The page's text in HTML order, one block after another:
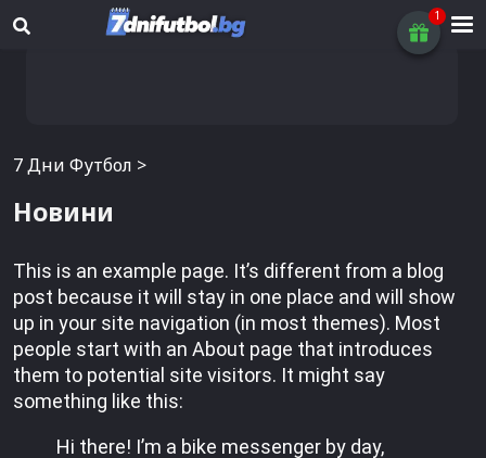
7 Дни Футбол >
Новини
This is an example page. It’s different from a blog
post because it will stay in one place and will show
up in your site navigation (in most themes). Most
people start with an About page that introduces
them to potential site visitors. It might say
something like this:
Hi there! I’m a bike messenger by day,